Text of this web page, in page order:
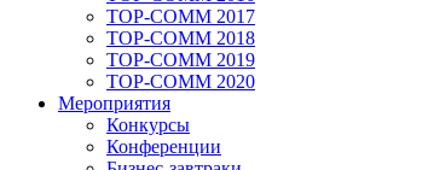
TOP-COMM 2017
TOP-COMM 2018
TOP-COMM 2019
TOP-COMM 2020
Мероприятия
Конкурсы
Конференции